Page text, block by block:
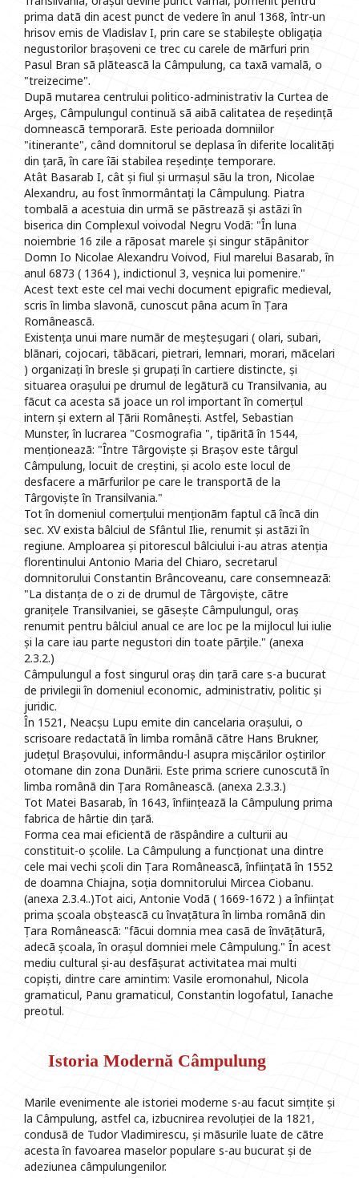
prima datã din acest punct de vedere în anul 1368, într-un
hrisov emis de Vladislav I, prin care se stabilește obligația
negustorilor brașoveni ce trec cu carele de mãrfuri prin
Pasul Bran sã plãteascã la Câmpulung, ca taxã vamalã, o
"treizecime".
Dupã mutarea centrului politico-administrativ la Curtea de
Argeș, Câmpulungul continuă sã aibã calitatea de reședințã
domneascã temporarã. Este perioada domniilor
"itinerante", când domnitorul se deplasa în diferite localitãți
din țarã, în care îãi stabilea reședințe temporare.
Atât Basarab I, cât și fiul și urmașul sãu la tron, Nicolae
Alexandru, au fost înmormântați la Câmpulung. Piatra
tombalã a acestuia din urmã se pãstreazã și astãzi în
biserica din Complexul voivodal Negru Vodã: "În luna
noiembrie 16 zile a rãposat marele și singur stãpânitor
Domn Io Nicolae Alexandru Voivod, Fiul marelui Basarab, în
anul 6873 ( 1364 ), indictionul 3, veșnica lui pomenire."
Acest text este cel mai vechi document epigrafic medieval,
scris în limba slavonã, cunoscut pâna acum în Țara
Româneascã.
Existența unui mare numãr de meșteșugari ( olari, subari,
blãnari, cojocari, tãbãcari, pietrari, lemnari, morari, mãcelari
) organizați în bresle și grupați în cartiere distincte, și
situarea orașului pe drumul de legãturã cu Transilvania, au
fãcut ca acesta sã joace un rol important în comerțul
intern și extern al Țãrii Românești. Astfel, Sebastian
Munster, în lucrarea "Cosmografia ", tipãritã în 1544,
menționeazã: "Între Târgoviște și Brașov este târgul
Câmpulung, locuit de creștini, și acolo este locul de
desfacere a mãrfurilor pe care le transportã de la
Târgoviște în Transilvania."
Tot în domeniul comerțului menționãm faptul cã încã din
sec. XV exista bâlciul de Sfântul Ilie, renumit și astãzi în
regiune. Amploarea și pitorescul bâlciului i-au atras atenția
florentinului Antonio Maria del Chiaro, secretarul
domnitorului Constantin Brâncoveanu, care consemneazã:
"La distanța de o zi de drumul de Târgoviște, cãtre
granițele Transilvaniei, se gãsește Câmpulungul, oraș
renumit pentru bâlciul anual ce are loc pe la mijlocul lui iulie
și la care iau parte negustori din toate pãrțile." (anexa
2.3.2.)
Câmpulungul a fost singurul oraș din țarã care s-a bucurat
de privilegii în domeniul economic, administrativ, politic și
juridic.
În 1521, Neacșu Lupu emite din cancelaria orașului, o
scrisoare redactatã în limba românã cãtre Hans Brukner,
județul Brașovului, informându-l asupra mișcãrilor oștirilor
otomane din zona Dunãrii. Este prima scriere cunoscutã în
limba românã din Țara Româneascã. (anexa 2.3.3.)
Tot Matei Basarab, în 1643, înființeazã la Câmpulung prima
fabrica de hârtie din țarã.
Forma cea mai eficientã de rãspândire a culturii au
constituit-o școlile. La Câmpulung a funcționat una dintre
cele mai vechi școli din Țara Româneascã, înființatã în 1552
de doamna Chiajna, soția domnitorului Mircea Ciobanu.
(anexa 2.3.4..)Tot aici, Antonie Vodã ( 1669-1672 ) a înființat
prima școala obșteascã cu învațãtura în limba românã din
Țara Româneascã: "fãcui domnia mea casã de învãțãturã,
adecã școala, în orașul domniei mele Câmpulung." În acest
mediu cultural și-au desfãșurat activitatea mai multi
copiști, dintre care amintim: Vasile eromonahul, Nicola
gramaticul, Panu gramaticul, Constantin logofatul, Ianache
preotul.
Istoria Modernă Câmpulung
Marile evenimente ale istoriei moderne s-au facut simțite și
la Câmpulung, astfel ca, izbucnirea revoluției de la 1821,
condusã de Tudor Vladimirescu, și mãsurile luate de cãtre
acesta în favoarea maselor populare s-au bucurat și de
adeziunea câmpulungenilor.